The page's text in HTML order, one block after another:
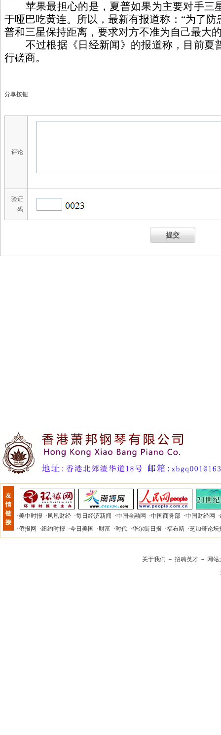
苹果最担心的是，夏普如果为主要对手三
于哑巴吃黄连。所以，最新有报道称：“为了
普和三星保持距离，要求对方不准为自己最大
不过根据《日经新闻》的报道称，目前夏
行磋商。
分享按钮
评论
验证
码
提交
友
情
链
接
·美中时报 ·凤凰财经 ·每日经济新闻 ·中国金融网 ·中国商务部 ·中国财经网 ·
·侨报网 ·纽约时报 ·今日美国 ·财富 ·时代 ·华尔街日报 ·福布斯 ·芝加哥论坛
关于我们 － 招聘英才 － 网站